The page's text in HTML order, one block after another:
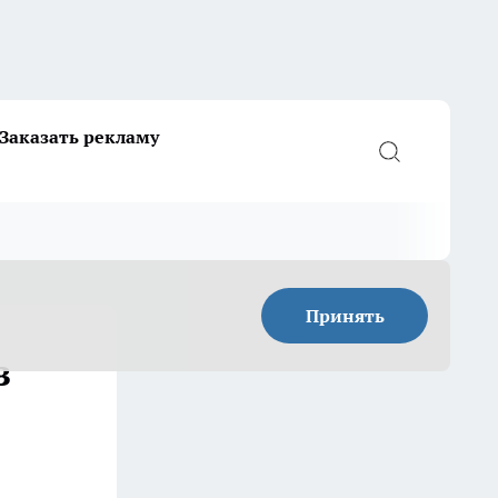
Заказать рекламу
Принять